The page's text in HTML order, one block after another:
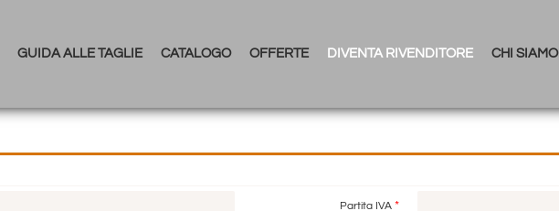
GUIDA ALLE TAGLIE CATALOGO OFFERTE DIVENTA RIVENDITORE CHI SIAMO
Partita IVA *